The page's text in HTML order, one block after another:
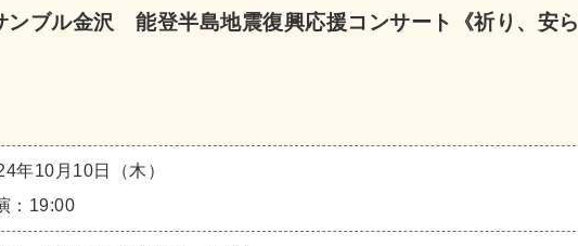
ンブル金沢 能登半島地震復興応援コンサート《祈り、安ら
年10月10日（木）
：19:00